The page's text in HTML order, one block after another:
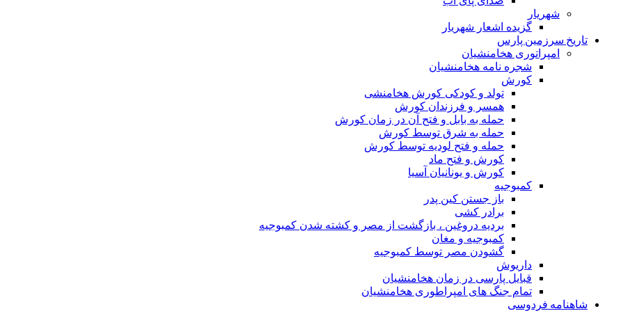
شهریار
گزیده اشعار شهریار
تاریخ سرزمین پارس
امپراتوری هخامنشیان
شجره نامه هخامنشیان
کورش
تولد و کودکی کورش هخامنشی
همسر و فرزندان کورش
حمله به بابل و فتح آن در زمان کورش
حمله به شرق توسط کورش
حمله و فتح لودیه توسط کورش
کورش و فتح ماد
کورش و یونانیان آسیا
کمبوجیه
باز جستن کین پدر
برادر کشی
بردیه دروغین ، بازگشت از مصر و کشته شدن کمبوجیه
کمبوجیه و مغان
گشودن مصر توسط کمبوجیه
داریوش
قبایل پارسی در زمان هخامنشیان
تمام جنگ های امپراطوری هخامنشیان
شاهنامه فردوسی